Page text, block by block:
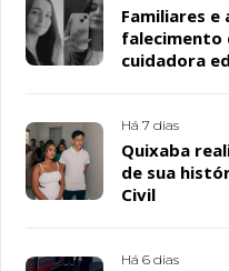
Familiares e
falecimento
cuidadora
Há 7 dias
Quixaba
de sua
Civil
Há 6 dias